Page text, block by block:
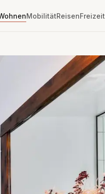
MobilitätReisenFreizeit